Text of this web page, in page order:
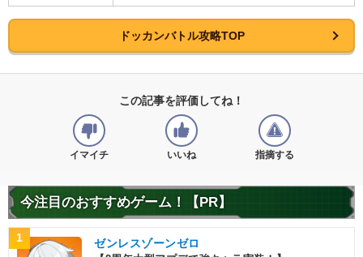
ドッカンバトル攻略TOP
この記事を評価してね！
イマイチ いいね 指摘する
今注目のおすすめゲーム！【PR】
1 ゼンレスゾーンゼロ